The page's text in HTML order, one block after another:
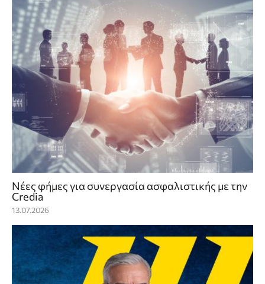
Νέες φήμες για συνεργασία ασφαλιστικής με την
Credia
13.07.2026